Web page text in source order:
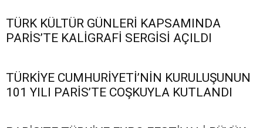
TÜRK KÜLTÜR GÜNLERİ KAPSAMINDA
PARİS’TE KALİGRAFİ SERGİSİ AÇILDI
TÜRKİYE CUMHURİYETİ’NİN KURULUŞUNUN
101 YILI PARİS’TE COŞKUYLA KUTLANDI